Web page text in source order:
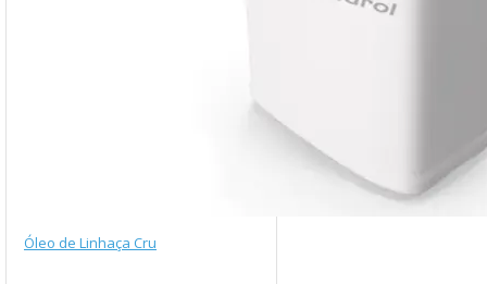
Óleo de Linhaça Cru